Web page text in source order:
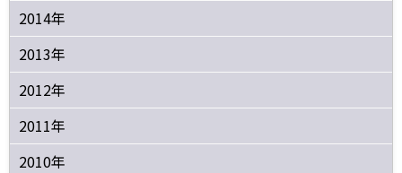
2014年
2013年
2012年
2011年
2010年